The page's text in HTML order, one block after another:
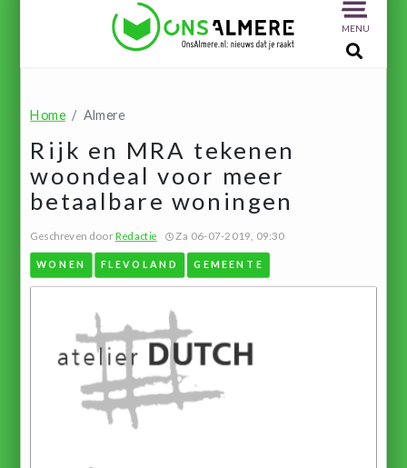
MENU
Home Almere
Rijk en MRA tekenen
woondeal voor meer
betaalbare woningen
Geschreven doorRedactie Za 06-07-2019, 09:30
WONEN FLEVOLAND GEMEENTE